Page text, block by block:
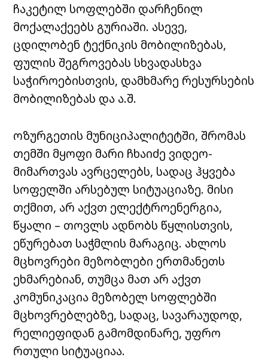
ჩაკეტილ სოფლებში დარჩენილ
მოქალაქეებს გურიაში. ასევე,
ცდილობენ ტექნიკის მობილიზებას,
ფულის შეგროვებას სხვადასხვა
საჭიროებისთვის, დამხმარე რესურსების
მობილიზებას და ა.შ.
ოზურგეთის მუნიციპალიტეტში, შრომას
თემში მყოფი მარი ჩხაიძე ვიდეო-
მიმართვას ავრცელებს, სადაც ჰყვება
სოფელში არსებულ სიტუაციაზე. მისი
თქმით, არ აქვთ ელექტროენერგია,
წყალი – თოვლს ადნობს წყლისთვის,
ეწურებათ საჭმლის მარაგიც. ახლოს
მცხოვრები მეზობლები ერთმანეთს
ეხმარებიან, თუმცა მათ არ აქვთ
კომუნიკაცია მეზობელ სოფლებში
მცხოვრებლებზე, სადაც, სავარაუდოდ,
რელიეფიდან გამომდინარე, უფრო
რთული სიტუაციაა.